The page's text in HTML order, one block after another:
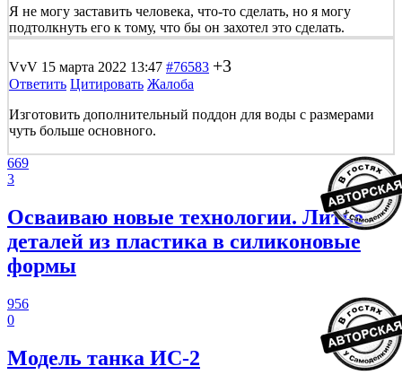
Я не могу заставить человека, что-то сделать, но я могу
подтолкнуть его к тому, что бы он захотел это сделать.
VvV 15 марта 2022 13:47 #76583 +3
Ответить Цитировать Жалоба
Изготовить дополнительный поддон для воды с размерами
чуть больше основного.
669
3
Осваиваю новые технологии. Литье
деталей из пластика в силиконовые
формы
956
0
Модель танка ИС-2